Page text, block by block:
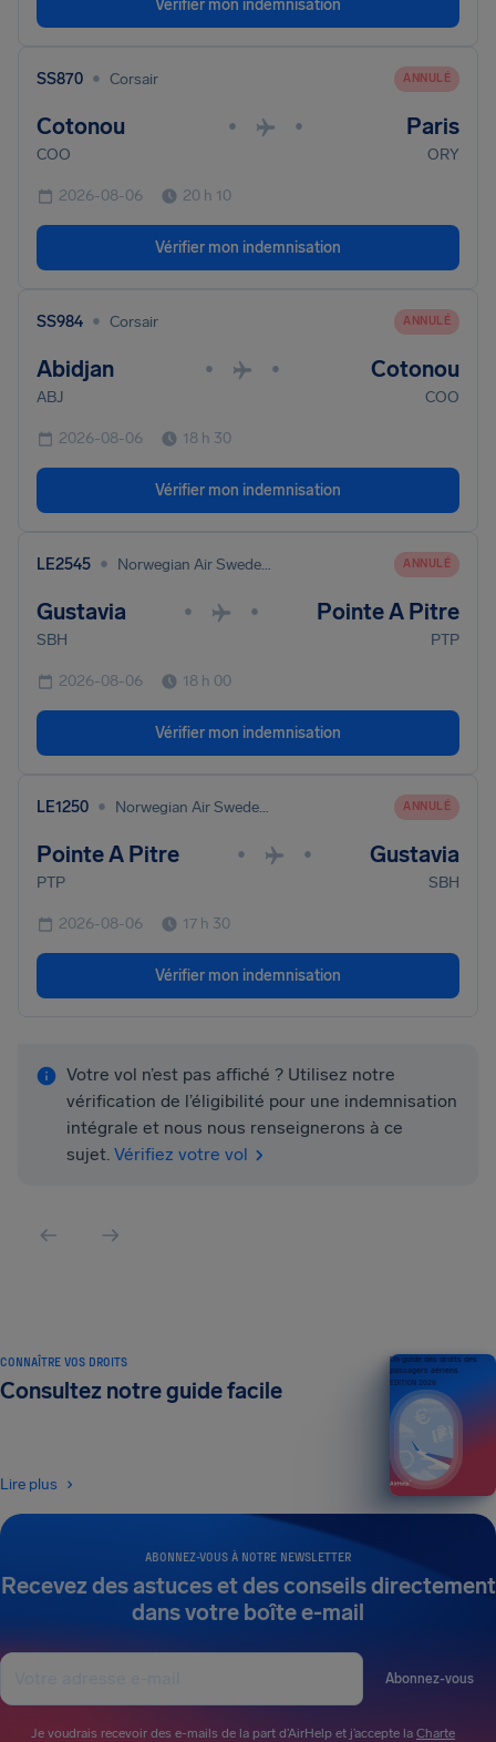
Vérifier mon indemnisation
SS870 • Corsair ANNULÉ
Cotonou • • Paris
COO ORY
2026-08-06 20 h 10
Vérifier mon indemnisation
SS984 • Corsair ANNULÉ
Abidjan • • Cotonou
ABJ COO
2026-08-06 18 h 30
Vérifier mon indemnisation
LE2545 • Norwegian Air Sweden Ab ANNULÉ
Gustavia • • Pointe A Pitre
SBH PTP
2026-08-06 18 h 00
Vérifier mon indemnisation
LE1250 • Norwegian Air Sweden Ab ANNULÉ
Pointe A Pitre • • Gustavia
PTP SBH
2026-08-06 17 h 30
Vérifier mon indemnisation
Votre vol n’est pas affiché ? Utilisez notre
vérification de l’éligibilité pour une indemnisation
intégrale et nous nous renseignerons à ce
sujet. Vérifiez votre vol
ABONNEZ-VOUS À NOTRE NEWSLETTER
Recevez des astuces et des conseils directement
dans votre boîte e-mail
Abonnez-vous
Je voudrais recevoir des e-mails de la part d’AirHelp et j’accepte la Charte
CONNAÎTRE VOS DROITS
Consultez notre guide facile
Lire plus
Un guide des droits des
passagers aériens
ÉDITION 2026